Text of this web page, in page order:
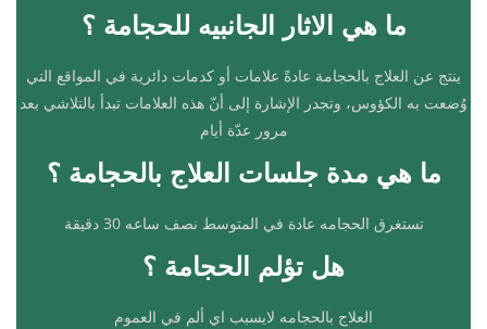
ما هي الاثار الجانبيه للحجامة ؟
ينتج عن العلاج بالحجامة عادةً علامات أو كدمات دائرية في المواقع التي
وُضعت به الكؤوس، وتجدر الإشارة إلى أنّ هذه العلامات تبدأ بالتلاشي بعد
مرور عدّة أيام
ما هي مدة جلسات العلاج بالحجامة ؟
تستغرق الحجامه عادة في المتوسط نصف ساعه 30 دقيقة
هل تؤلم الحجامة ؟
العلاج بالحجامه لايسبب اي ألم في العموم